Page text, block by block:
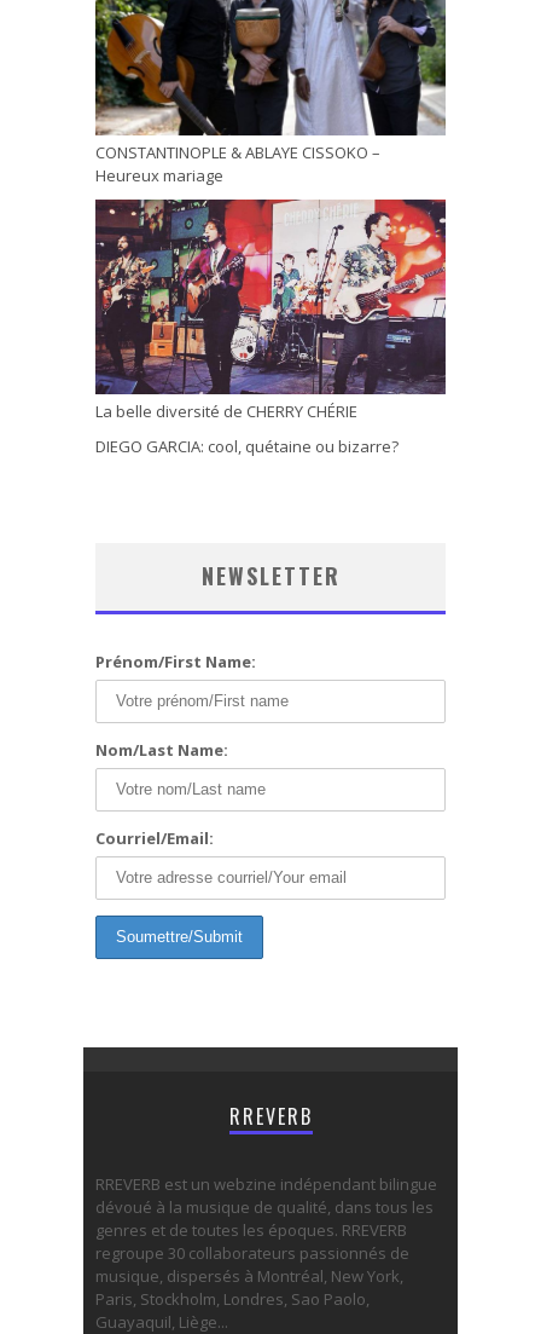
CONSTANTINOPLE & ABLAYE CISSOKO –
Heureux mariage
La belle diversité de CHERRY CHÉRIE
DIEGO GARCIA: cool, quétaine ou bizarre?
NEWSLETTER
Prénom/First Name:
Nom/Last Name:
Courriel/Email:
RREVERB
RREVERB est un webzine indépendant bilingue
dévoué à la musique de qualité, dans tous les
genres et de toutes les époques. RREVERB
regroupe 30 collaborateurs passionnés de
musique, dispersés à Montréal, New York,
Paris, Stockholm, Londres, Sao Paolo,
Guayaquil, Liège...